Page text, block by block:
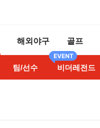
해외야구 골프
팀/선수 비더레전드